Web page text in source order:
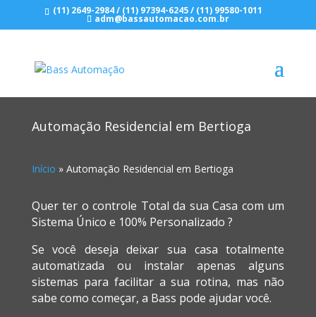
(11) 2649-2984/ (11) 97394-6245/ (11) 99580-1011
adm@bassautomacao.com.br
Automação Residencial em Bertioga
Início » Automação Residencial em Bertioga
Quer ter o controle Total da sua Casa com um
Sistema Único e 100% Personalizado ?
Se você deseja deixar sua casa totalmente
automatizada ou instalar apenas alguns
sistemas para facilitar a sua rotina, mas não
sabe como começar, a Bass pode ajudar você.